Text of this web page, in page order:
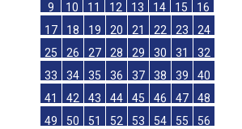
9
10 11 12 13 14 15
16
17
18 19 20 21 22 23
24
25
26 27 28 29 30 31
32
33
34 35 36 37 38 39
40
41
42 43 44 45 46 47
48
49
50 51 52 53 54 55
56